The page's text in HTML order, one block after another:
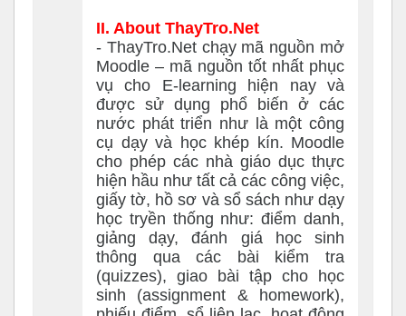
II. About ThayTro.Net
- ThayTro.Net chạy mã nguồn mở
Moodle – mã nguồn tốt nhất phục
vụ cho E-learning hiện nay và
được sử dụng phổ biến ở các
nước phát triển như là một công
cụ dạy và học khép kín. Moodle
cho phép các nhà giáo dục thực
hiện hầu như tất cả các công việc,
giấy tờ, hồ sơ và sổ sách như dạy
học tryền thống như: điểm danh,
giảng dạy, đánh giá học sinh
thông qua các bài kiểm tra
(quizzes), giao bài tập cho học
sinh (assignment & homework),